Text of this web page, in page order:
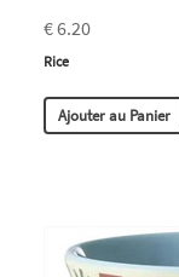
€ 6.20
Rice
Ajouter au Panier